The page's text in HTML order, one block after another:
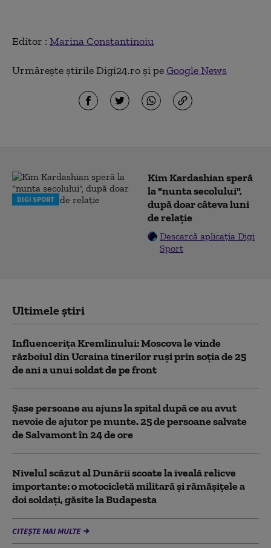
Editor : Marina Constantinoiu
Urmărește știrile Digi24.ro și peGoogle News
DIGI SPORT
Kim Kardashian speră
la "nunta secolului",
după doar câteva luni
de relație
Descarcă aplicația Digi
Sport
Ultimele știri
Influencerița Kremlinului: Moscova le vinde
războiul din Ucraina tinerilor ruși prin soția de 25
de ani a unui soldat de pe front
Șase persoane au ajuns la spital după ce au avut
nevoie de ajutor pe munte. 25 de persoane salvate
de Salvamont în 24 de ore
Nivelul scăzut al Dunării scoate la iveală relicve
importante: o motocicletă militară și rămășițele a
doi soldați, găsite la Budapesta
CITEȘTE MAI MULTE